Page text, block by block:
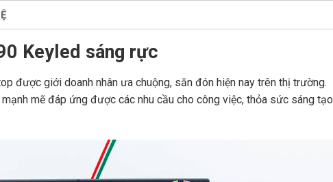
Keyled sáng rực
được giới doanh nhân ưa chuộng, săn đón hiện nay trên thị trường.
mẽ đáp ứng được các nhu cầu cho công việc, thỏa sức sáng tạo